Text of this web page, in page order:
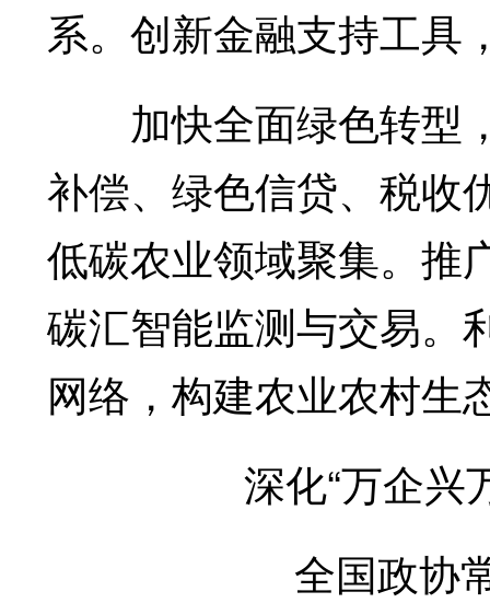
系。创新金融支持工具
加快全面绿色转型
补偿、绿色信贷、税收
低碳农业领域聚集。推
碳汇智能监测与交易。
网络，构建农业农村生
深化“万企兴
全国政协常